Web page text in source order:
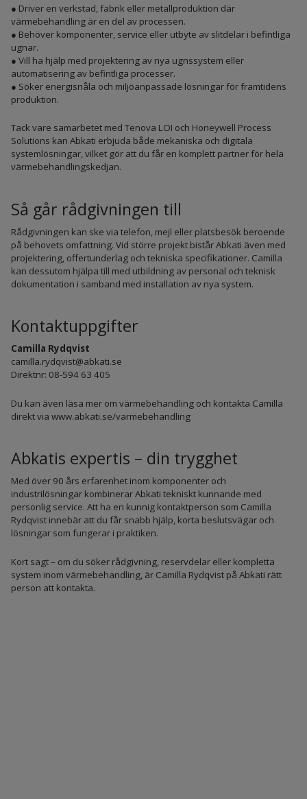
● Driver en verkstad, fabrik eller metallproduktion där
värmebehandling är en del av processen.
● Behöver komponenter, service eller utbyte av slitdelar i befintliga
ugnar.
● Vill ha hjälp med projektering av nya ugnssystem eller
automatisering av befintliga processer.
● Söker energisnåla och miljöanpassade lösningar för framtidens
produktion.
Tack vare samarbetet med Tenova LOI och Honeywell Process
Solutions kan Abkati erbjuda både mekaniska och digitala
systemlösningar, vilket gör att du får en komplett partner för hela
värmebehandlingskedjan.
Så går rådgivningen till
Rådgivningen kan ske via telefon, mejl eller platsbesök beroende
på behovets omfattning. Vid större projekt bistår Abkati även med
projektering, offertunderlag och tekniska specifikationer. Camilla
kan dessutom hjälpa till med utbildning av personal och teknisk
dokumentation i samband med installation av nya system.
Kontaktuppgifter
Camilla Rydqvist
camilla.rydqvist@abkati.se
Direktnr: 08-594 63 405
Du kan även läsa mer om värmebehandling och kontakta Camilla
direkt via www.abkati.se/varmebehandling
Abkatis expertis – din trygghet
Med över 90 års erfarenhet inom komponenter och
industrilösningar kombinerar Abkati tekniskt kunnande med
personlig service. Att ha en kunnig kontaktperson som Camilla
Rydqvist innebär att du får snabb hjälp, korta beslutsvägar och
lösningar som fungerar i praktiken.
Kort sagt – om du söker rådgivning, reservdelar eller kompletta
system inom värmebehandling, är Camilla Rydqvist på Abkati rätt
person att kontakta.